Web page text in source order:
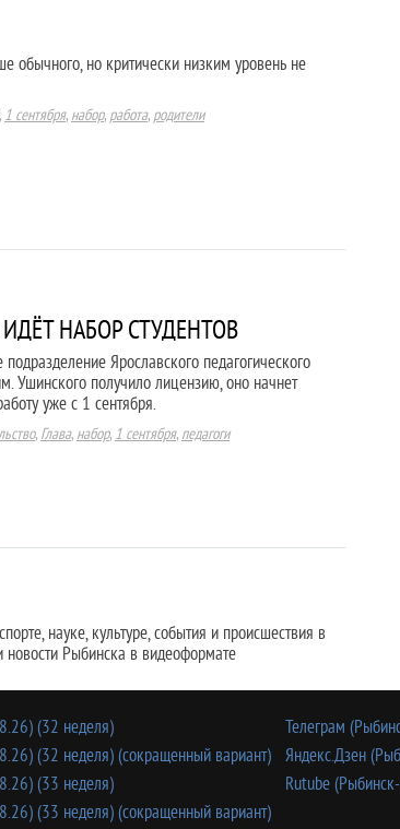
обычного, но критически низким уровень не
, 1 сентября, набор, работа, родители
НАБОР СТУДЕНТОВ
Ярославского педагогического
Ушинского получило лицензию, оно начнет
уже с 1 сентября.
, Глава, набор, 1 сентября, педагоги
науке, культуре, события и происшествия в
Рыбинска в видеоформате
(32 неделя)
(32 неделя) (сокращенный вариант)
(33 неделя)
(33 неделя) (сокращенный вариант)
Телеграм
Яндекс.Дзен
Rutube